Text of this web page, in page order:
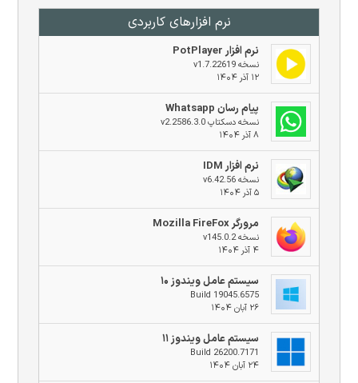
نرم افزار‌های کاربردی
نرم افزار PotPlayer
نسخه v1.7.22619
۱۲ آذر ۱۴۰۴
پیام رسان Whatsapp
نسخه دسکتاپ v2.2586.3.0
۸ آذر ۱۴۰۴
نرم افزار IDM
نسخه v6.42.56
۵ آذر ۱۴۰۴
مرورگر Mozilla FireFox
نسخه v145.0.2
۴ آذر ۱۴۰۴
سیستم عامل ویندوز ۱۰
Build 19045.6575
۲۶ آبان ۱۴۰۴
سیستم عامل ویندوز ۱۱
Build 26200.7171
۲۴ آبان ۱۴۰۴